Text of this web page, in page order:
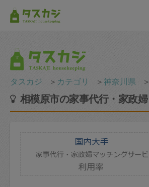
タスカジ ＞ カテゴリ ＞神奈川県 ＞
相模原市の家事代行・家政婦